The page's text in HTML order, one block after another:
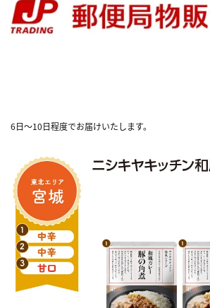
6日～10日程度でお届けいたします。